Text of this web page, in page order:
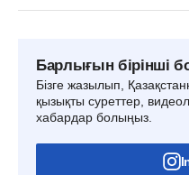
Барлығын бірінші
Бізге жазылып,
қызықты суреттер,
хабардар болыңыз.